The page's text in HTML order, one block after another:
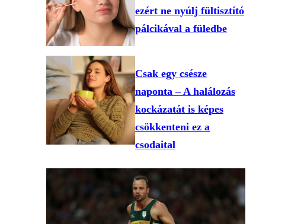
ezért ne nyúlj fültisztító
pálcikával a füledbe
Csak egy csésze
naponta – A halálozás
kockázatát is képes
csökkenteni ez a
csodaital